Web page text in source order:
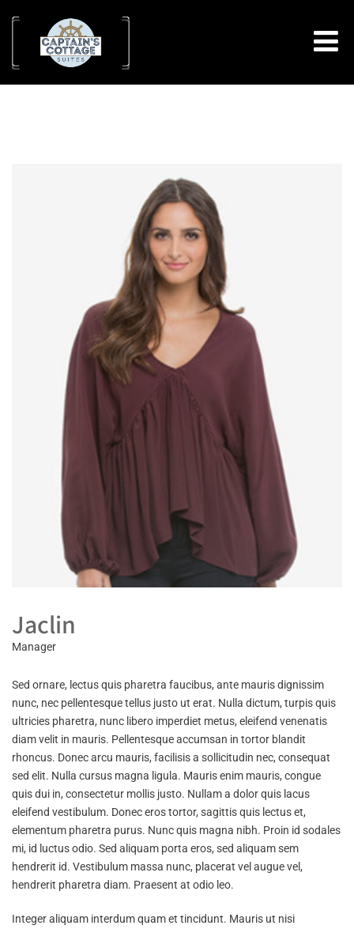
Jaclin
Manager
Sed ornare, lectus quis pharetra faucibus, ante mauris dignissim
nunc, nec pellentesque tellus justo ut erat. Nulla dictum, turpis quis
ultricies pharetra, nunc libero imperdiet metus, eleifend venenatis
diam velit in mauris. Pellentesque accumsan in tortor blandit
rhoncus. Donec arcu mauris, facilisis a sollicitudin nec, consequat
sed elit. Nulla cursus magna ligula. Mauris enim mauris, congue
quis dui in, consectetur mollis justo. Nullam a dolor quis lacus
eleifend vestibulum. Donec eros tortor, sagittis quis lectus et,
elementum pharetra purus. Nunc quis magna nibh. Proin id sodales
mi, id luctus odio. Sed aliquam porta eros, sed aliquam sem
hendrerit id. Vestibulum massa nunc, placerat vel augue vel,
hendrerit pharetra diam. Praesent at odio leo.
Integer aliquam interdum quam et tincidunt. Mauris ut nisi